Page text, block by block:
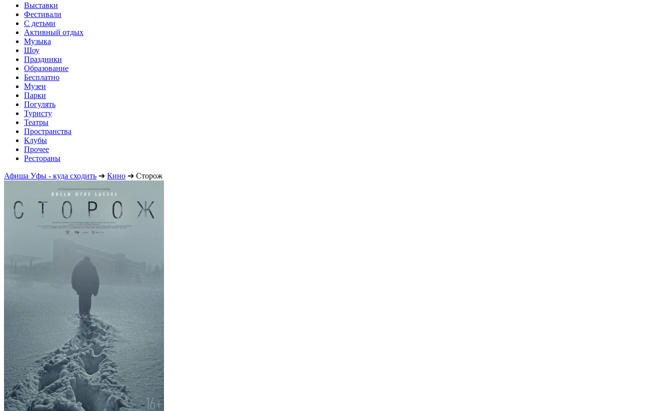
Выставки
Фестивали
С детьми
Активный отдых
Музыка
Шоу
Праздники
Образование
Бесплатно
Музеи
Парки
Погулять
Туристу
Театры
Пространства
Клубы
Прочее
Рестораны
Афиша Уфы - куда сходить ➔ Кино ➔ Сторож